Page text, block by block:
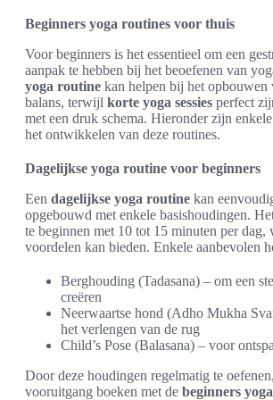
Beginners yoga routines voor thuis
Voor beginners is het essentieel om een
aanpak te hebben bij het beoefenen van
yoga routine kan helpen bij het
balans, terwijl korte yoga sessies perfect
met een druk schema. Hieronder zijn
het ontwikkelen van deze routines.
Dagelijkse yoga routine voor beginners
Een dagelijkse yoga routine kan
opgebouwd met enkele basishoudingen.
te beginnen met 10 tot 15 minuten per dag,
voordelen kan bieden. Enkele aanbevolen
Berghouding (Tadasana) – om een
creëren
Neerwaartse hond (Adho Mukha
het verlengen van de rug
Child’s Pose (Balasana) – voor
Door deze houdingen regelmatig te
vooruitgang boeken met de beginners